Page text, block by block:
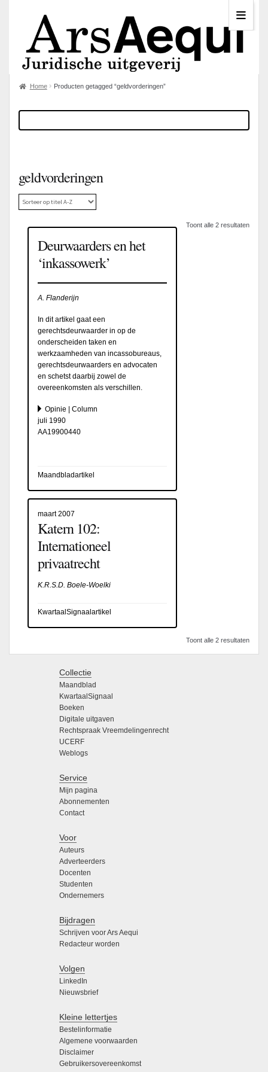
Home Producten getagged “geldvorderingen”
geldvorderingen
Toont alle 2 resultaten
Deurwaarders en het
‘inkassowerk’
A. Flanderijn
In dit artikel gaat een
gerechtsdeurwaarder in op de
onderscheiden taken en
werkzaamheden van incassobureaus,
gerechtsdeurwaarders en advocaten
en schetst daarbij zowel de
overeenkomsten als verschillen.
Opinie | Column
juli 1990
AA19900440
Maandbladartikel
maart 2007
Katern 102:
Internationeel
privaatrecht
K.R.S.D. Boele-Woelki
KwartaalSignaalartikel
Toont alle 2 resultaten
Collectie
Maandblad
KwartaalSignaal
Boeken
Digitale uitgaven
Rechtspraak Vreemdelingenrecht
UCERF
Weblogs
Service
Mijn pagina
Abonnementen
Contact
Voor
Auteurs
Adverteerders
Docenten
Studenten
Ondernemers
Bijdragen
Schrijven voor Ars Aequi
Redacteur worden
Volgen
LinkedIn
Nieuwsbrief
Kleine lettertjes
Bestelinformatie
Algemene voorwaarden
Disclaimer
Gebruikersovereenkomst